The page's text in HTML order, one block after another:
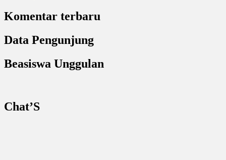
Komentar terbaru
Data Pengunjung
Beasiswa Unggulan
Chat’S